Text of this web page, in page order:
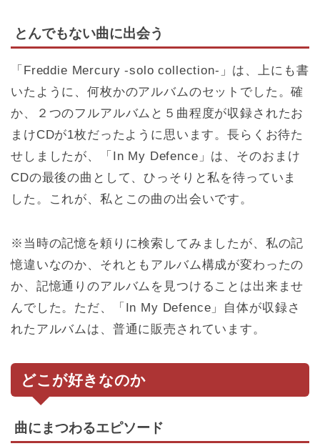
とんでもない曲に出会う
「Freddie Mercury -solo collection-」は、上にも書
いたように、何枚かのアルバムのセットでした。確
か、２つのフルアルバムと５曲程度が収録されたお
まけCDが1枚だったように思います。長らくお待た
せしましたが、「In My Defence」は、そのおまけ
CDの最後の曲として、ひっそりと私を待っていま
した。これが、私とこの曲の出会いです。
※当時の記憶を頼りに検索してみましたが、私の記
憶違いなのか、それともアルバム構成が変わったの
か、記憶通りのアルバムを見つけることは出来ませ
んでした。ただ、「In My Defence」自体が収録さ
れたアルバムは、普通に販売されています。
どこが好きなのか
曲にまつわるエピソード